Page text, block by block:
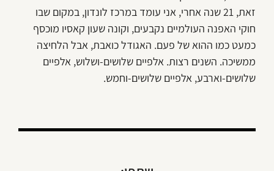
זאת, 21 שנה אחרי, אני עומד במרכז לונדון, במקום שבו
חוקי האפנה העולמיים נקבעים, וקונה שעון קאסיו מוכסף
כמעט כמו ההוא של פעם. האגודל כואבת, אבל הלחיצה
ממשיכה. השנים רצות. אלפיים שלושים-ושלוש, אלפיים
שלושים-וארבע, אלפיים שלושים-וחמש.